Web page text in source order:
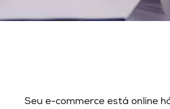
Seu e-commerce está online